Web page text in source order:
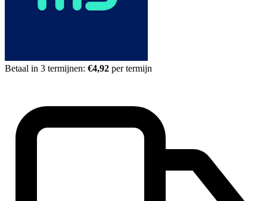
Betaal in 3 termijnen: €4,92 per termijn